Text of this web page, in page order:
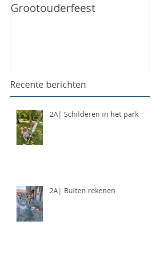
Grootouderfeest
Recente berichten
2A| Schilderen in het park
2A| Buiten rekenen